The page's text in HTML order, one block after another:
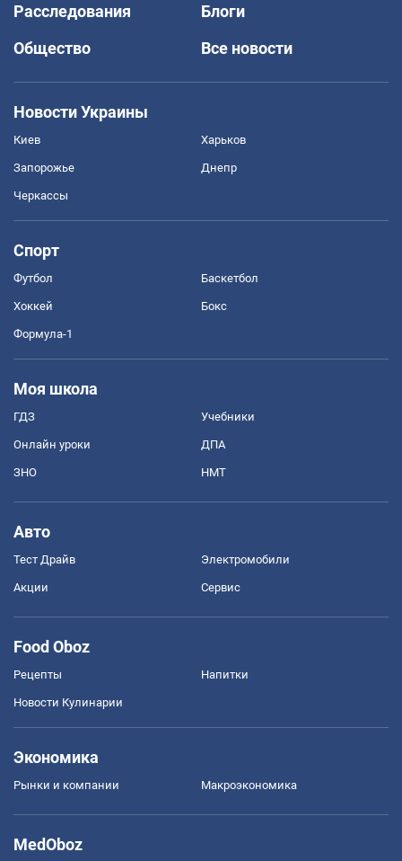
Расследования
Блоги
Общество
Все новости
Новости Украины
Киев Харьков
Запорожье Днепр
Черкассы
Спорт
Футбол Баскетбол
Хоккей Бокс
Формула-1
Моя школа
ГДЗ Учебники
Онлайн уроки ДПА
ЗНО НМТ
Авто
Тест Драйв Электромобили
Акции Сервис
Food Oboz
Рецепты Напитки
Новости Кулинарии
Экономика
Рынки и компании Mакроэкономика
MedOboz